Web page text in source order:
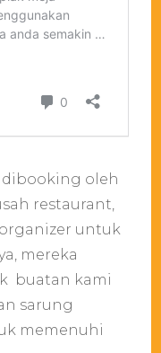
dibooking oleh
restaurant,
untuk
mereka
buatan kami
sarung
memenuhi